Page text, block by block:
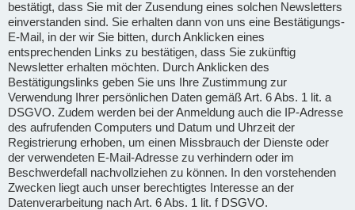
bestätigt, dass Sie mit der Zusendung eines solchen Newsletters
einverstanden sind. Sie erhalten dann von uns eine Bestätigungs-
E-Mail, in der wir Sie bitten, durch Anklicken eines
entsprechenden Links zu bestätigen, dass Sie zukünftig
Newsletter erhalten möchten. Durch Anklicken des
Bestätigungslinks geben Sie uns Ihre Zustimmung zur
Verwendung Ihrer persönlichen Daten gemäß Art. 6 Abs. 1 lit. a
DSGVO. Zudem werden bei der Anmeldung auch die IP-Adresse
des aufrufenden Computers und Datum und Uhrzeit der
Registrierung erhoben, um einen Missbrauch der Dienste oder
der verwendeten E-Mail-Adresse zu verhindern oder im
Beschwerdefall nachvollziehen zu können. In den vorstehenden
Zwecken liegt auch unser berechtigtes Interesse an der
Datenverarbeitung nach Art. 6 Abs. 1 lit. f DSGVO.